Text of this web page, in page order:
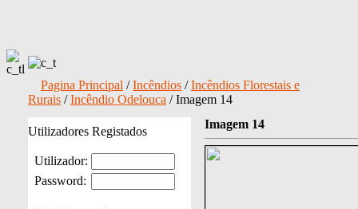
Pagina Principal /Incêndios /Incêndios Florestais e
Rurais /Incêndio Odelouca / Imagem 14
Utilizadores Registados
Utilizador:
Password:
Imagem 14